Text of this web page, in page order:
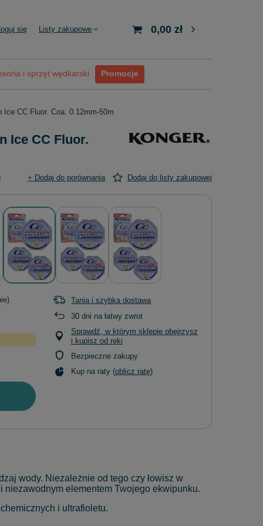
się Listy zakupowe 0,00 zł
i sprzęt wędkarski Promocje
Ice CC Fluor. Coa. 0.12mm-50m
Ice CC Fluor.
+ Dodaj do porównania Dodaj do listy zakupowej
Tania i szybka dostawa
30 dni na łatwy zwrot
Sprawdź, w którym sklepie obejrzysz
i kupisz od ręki
Bezpieczne zakupy
Kup na raty (oblicz ratę)
wody. Niezależnie od tego czy łowisz w
niezawodnym elementem Twojego ekwipunku.
i ultrafioletu.